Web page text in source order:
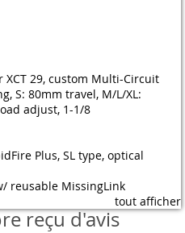
XCT 29, custom Multi-Circuit
S: 80mm travel, M/L/XL:
adjust, 1-1/8
Plus, SL type, optical
reusable MissingLink
tout afficher
reçu d'avis